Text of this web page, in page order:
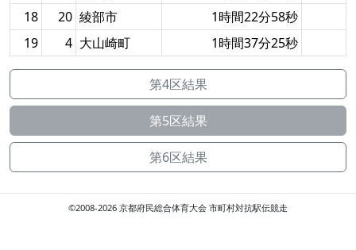
18
20 綾部市
1時間22分58秒
19
4 大山崎町 1時間37分25秒
第4区結果
第5区結果
第6区結果
©2008-2026 京都府民総合体育大会 市町村対抗駅伝競走